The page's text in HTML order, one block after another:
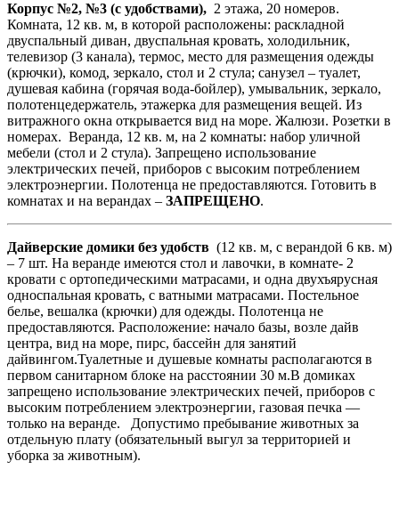
Корпус №2, №3 (с удобствами), 2 этажа, 20 номеров.
Комната, 12 кв. м, в которой расположены: раскладной
двуспальный диван, двуспальная кровать, холодильник,
телевизор (3 канала), термос, место для размещения одежды
(крючки), комод, зеркало, стол и 2 стула; санузел – туалет,
душевая кабина (горячая вода-бойлер), умывальник, зеркало,
полотенцедержатель, этажерка для размещения вещей. Из
витражного окна открывается вид на море. Жалюзи. Розетки в
номерах. Веранда, 12 кв. м, на 2 комнаты: набор уличной
мебели (стол и 2 стула). Запрещено использование
электрических печей, приборов с высоким потреблением
электроэнергии. Полотенца не предоставляются. Готовить в
комнатах и на верандах – ЗАПРЕЩЕНО.
Дайверские домики без удобств (12 кв. м, с верандой 6 кв. м)
– 7 шт. На веранде имеются стол и лавочки, в комнате- 2
кровати с ортопедическими матрасами, и одна двухъярусная
односпальная кровать, с ватными матрасами. Постельное
белье, вешалка (крючки) для одежды. Полотенца не
предоставляются. Расположение: начало базы, возле дайв
центра, вид на море, пирс, бассейн для занятий
дайвингом.Туалетные и душевые комнаты располагаются в
первом санитарном блоке на расстоянии 30 м.В домиках
запрещено использование электрических печей, приборов с
высоким потреблением электроэнергии, газовая печка —
только на веранде. Допустимо пребывание животных за
отдельную плату (обязательный выгул за территорией и
уборка за животным).